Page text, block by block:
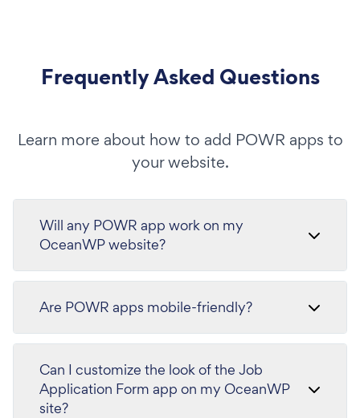
Frequently Asked Questions
Learn more about how to add POWR apps to
your website.
Will any POWR app work on my
OceanWP website?
Are POWR apps mobile-friendly?
Can I customize the look of the Job
Application Form app on my OceanWP
site?